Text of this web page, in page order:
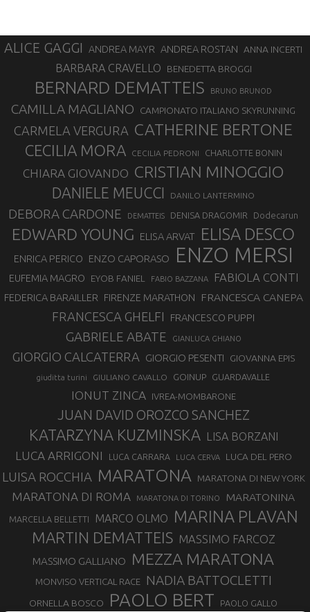
ALICE GAGGI ANDREA MAYR ANDREA ROSTAN ANNA INCERTI
BARBARA CRAVELLO BENEDETTA BROGGI
BERNARD DEMATTEIS BRUNO BRUNOD
CAMILLA MAGLIANO CAMPIONATO ITALIANO SKYRUNNING
CARMELA VERGURA CATHERINE BERTONE
CECILIA MORA CECILIA PEDRONI CHARLOTTE BONIN
CHIARA GIOVANDO CRISTIAN MINOGGIO
DANIELE MEUCCI DANILO LANTERMINO
DEBORA CARDONE DEMATTEIS DENISA DRAGOMIR Dodecarun
EDWARD YOUNG ELISA ARVAT ELISA DESCO
ENRICA PERICO ENZO CAPORASO ENZO MERSI
EUFEMIA MAGRO EYOB FANIEL FABIO BAZZANA FABIOLA CONTI
FEDERICA BARAILLER FIRENZE MARATHON FRANCESCA CANEPA
FRANCESCA GHELFI FRANCESCO PUPPI
GABRIELE ABATE GIANLUCA GHIANO
GIORGIO CALCATERRA GIORGIO PESENTI GIOVANNA EPIS
giuditta turini GIULIANO CAVALLO GOINUP GUARDAVALLE
IONUT ZINCA IVREA-MOMBARONE
JUAN DAVID OROZCO SANCHEZ
KATARZYNA KUZMINSKA LISA BORZANI
LUCA ARRIGONI LUCA CARRARA LUCA CERVA LUCA DEL PERO
LUISA ROCCHIA MARATONA MARATONA DI NEW YORK
MARATONA DI ROMA MARATONA DI TORINO MARATONINA
MARCELLA BELLETTI MARCO OLMO MARINA PLAVAN
MARTIN DEMATTEIS MASSIMO FARCOZ
MASSIMO GALLIANO MEZZA MARATONA
MONVISO VERTICAL RACE NADIA BATTOCLETTI
ORNELLA BOSCO PAOLO BERT PAOLO GALLO